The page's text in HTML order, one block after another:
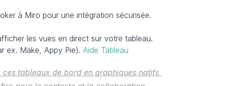
les vues en direct sur votre tableau.
ex. Make, Appy Pie). Aide Tableau
tableaux de bord en graphiques natifs